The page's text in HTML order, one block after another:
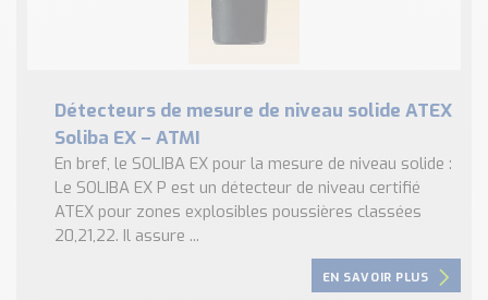
Détecteurs de mesure de niveau solide ATEX
Soliba EX – ATMI
En bref, le SOLIBA EX pour la mesure de niveau solide :
Le SOLIBA EX P est un détecteur de niveau certifié
ATEX pour zones explosibles poussières classées
20,21,22. Il assure ...
EN SAVOIR PLUS